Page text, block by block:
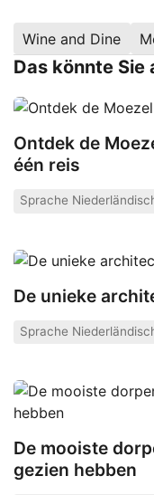
Wine and Dine
Das könnte Sie
Ontdek de
één reis
Sprache
De unieke
Sprache
De mooiste
gezien hebben